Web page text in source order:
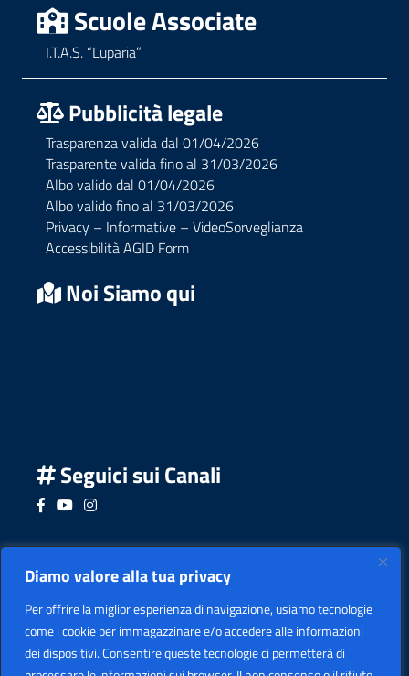
Diamo valore alla tua privacy
Per offrire la miglior esperienza di navigazione, usiamo tecnologie
come i cookie per immagazzinare e/o accedere alle informazioni
dei dispositivi. Consentire queste tecnologie ci permetterà di
Scuole Associate
I.T.A.S. “Luparia”
Pubblicità legale
Trasparenza valida dal 01/04/2026
Trasparente valida fino al 31/03/2026
Albo valido dal 01/04/2026
Albo valido fino al 31/03/2026
Privacy – Informative – VideoSorveglianza
Accessibilità AGID Form
Noi Siamo qui
Seguici sui Canali
Seguici su Facebook
Seguici su YouTube
Seguici su Instagram